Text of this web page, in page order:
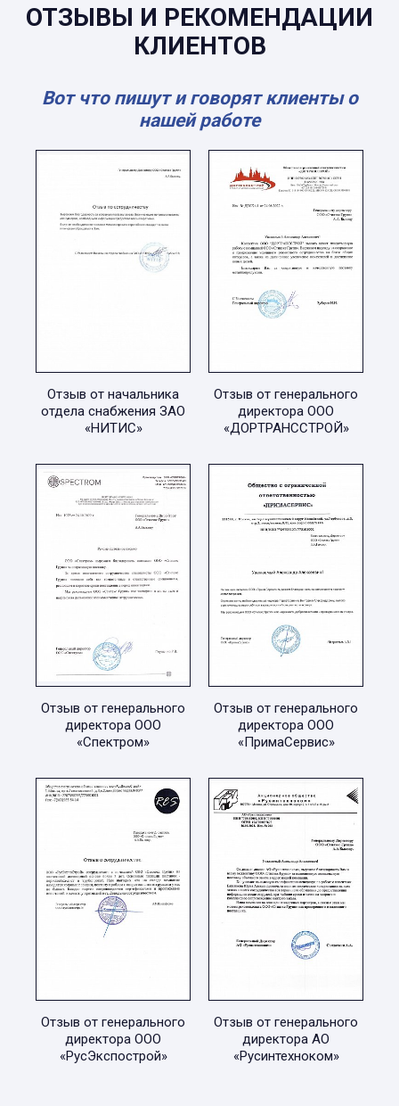
ОТЗЫВЫ И РЕКОМЕНДАЦИИ
КЛИЕНТОВ
Вот что пишут и говорят клиенты о
нашей работе
Отзыв от начальника
отдела снабжения ЗАО
«НИТИС»
Отзыв от генерального
директора ООО
«ДОРТРАНССТРОЙ»
Отзыв от генерального
директора ООО
«Спектром»
Отзыв от генерального
директора ООО
«ПримаСервис»
Отзыв от генерального
директора ООО
«РусЭкспострой»
Отзыв от генерального
директора АО
«Русинтехноком»